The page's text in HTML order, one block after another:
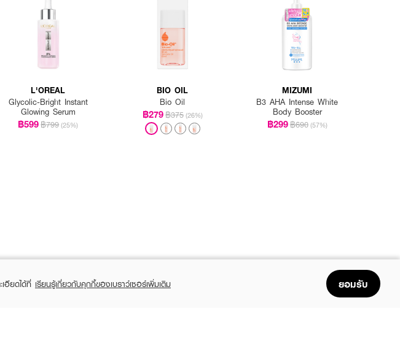
L'OREAL
Glycolic-Bright Instant
Glowing Serum
฿599฿799 (25%)
BIO OIL
Bio Oil
฿279฿375 (26%)
MIZUMI
B3 AHA Intense White
Body Booster
฿299฿690 (57%)
อียดได้ที่ เรียนรู้เกี่ยวกับคุกกี้ของเบราว์เซอร์เพิ่มเติม ยอมรับ